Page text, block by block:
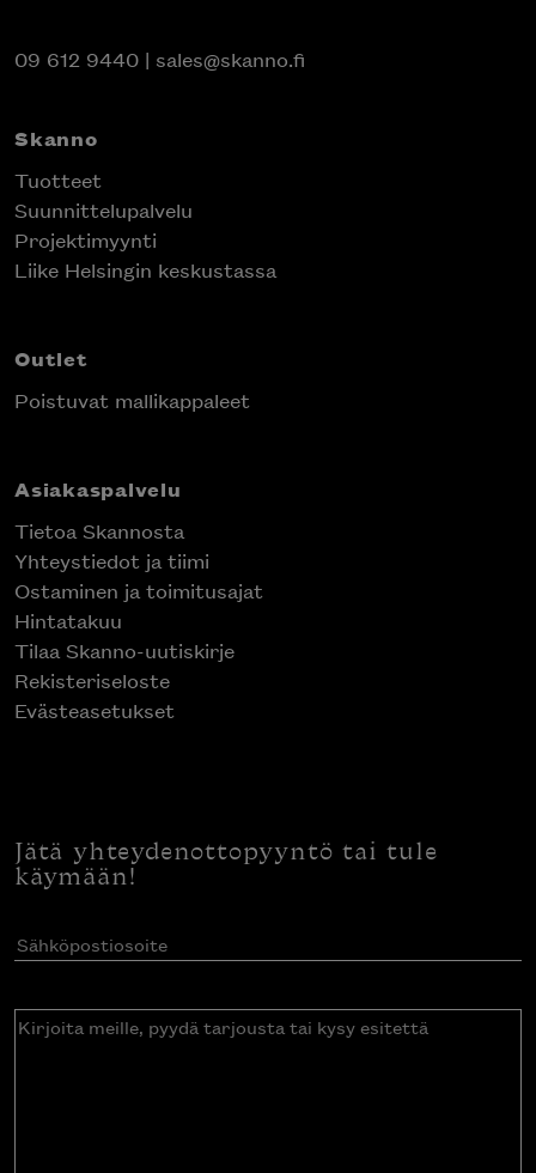
09 612 9440 | sales@skanno.fi
Skanno
Tuotteet
Suunnittelupalvelu
Projektimyynti
Liike Helsingin keskustassa
Outlet
Poistuvat mallikappaleet
Asiakaspalvelu
Tietoa Skannosta
Yhteystiedot ja tiimi
Ostaminen ja toimitusajat
Hintatakuu
Tilaa Skanno-uutiskirje
Rekisteriseloste
Evästeasetukset
Jätä yhteydenottopyyntö tai tule
käymään!
Sähköpostiosoite(Pakollinen)
Kirjoita